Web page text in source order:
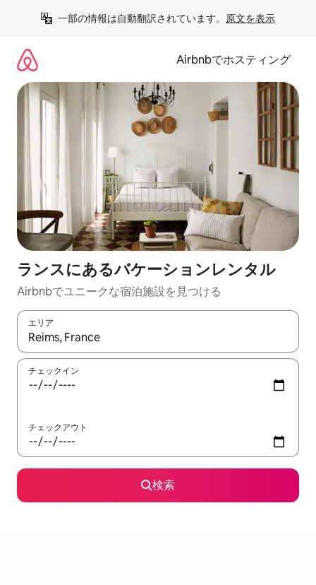
一部の情報は自動翻訳されています。 原文を表示
Airbnbでホスティング
ランスにあるバケーションレンタル
Airbnbでユニークな宿泊施設を見つける
エリア
検索結果が表示されたら、上下の矢印キーを使って移動するか
チェックイン
チェックアウト
検索